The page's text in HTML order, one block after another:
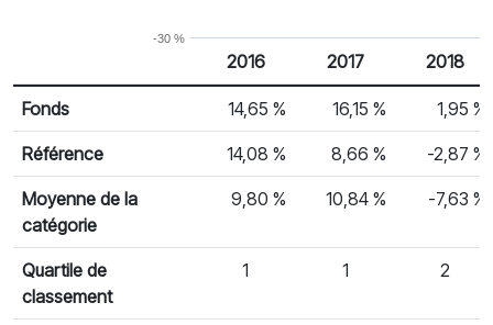
-30 %
Rendement par année civile
% Rendement
2016 2017 2018
Fonds 14,65 % 16,15 % 1,95 %
Référence 14,08 % 8,66 % -2,87 %
Moyenne de la
catégorie
9,80 % 10,84 % -7,63 %
Quartile de
classement
1 1 2